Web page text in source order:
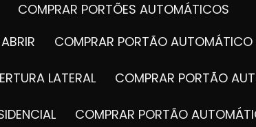
COMPRAR PORTÕES AUTOMÁTICOS
COMPRAR PORTÃO
LATERAL COMPRAR PORTÃO
COMPRAR PORTÃO